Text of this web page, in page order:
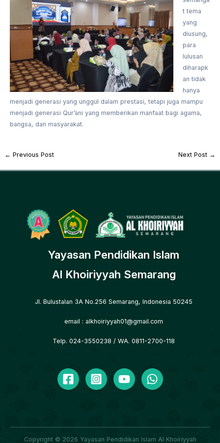
t tema
yang
diusung,
para
lulusan
diharapk
an tidak
hanya
menjadi generasi yang unggul dalam prestasi, tetapi juga mampu
menjadi generasi Qur’ani yang memberikan manfaat bagi agama,
bangsa, dan masyarakat.
← Previous Post Next Post →
Yayasan Pendidikan Islam
Al Khoiriyyah Semarang
Jl. Bulustalan 3A No.256 Semarang, Indonesia 50245
email : alkhoiriyyah01@gmail.com
Telp. 024-3550238 / WA. 0811-2700-118
Copyright © 2026 Yayasan Pendidikan Islam Al Khoiriyyah